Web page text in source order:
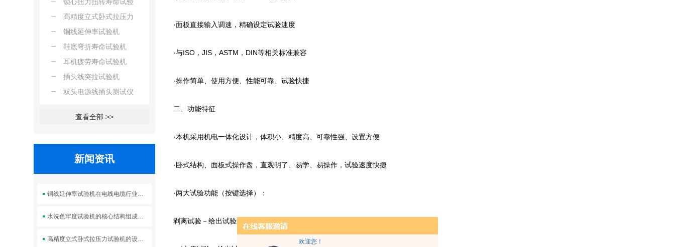
欢迎您！
机
高精度立式卧式拉压力
试验机
铜线延伸率试验机
鞋底弯折寿命试验机
耳机疲劳寿命试验机
插头线突拉试验机
双头电源线插头测试仪
查看全部 >>
新闻资讯
铜线延伸率试验机在电线电缆行业中的应用
水洗色牢度试验机的核心结构组成及标准操作流程
高精度立式卧式拉压力试验机的设计优势体现在哪些方面？
·面板直接输入调速，精确设定试验速度
·与ISO，JIS，ASTM，DIN等相关标准兼容
·操作简单、使用方便、性能可靠、试验快捷
二、功能特征
·本机采用机电一体化设计，体积小、精度高、可靠性强、设置方便
·卧式结构、面板式操作盘，直观明了、易学、易操作，试验速度快捷
·两大试验功能（按键选择）：
剥离试验－给出试验过程的zui大值、平均值、zui小值三个指标